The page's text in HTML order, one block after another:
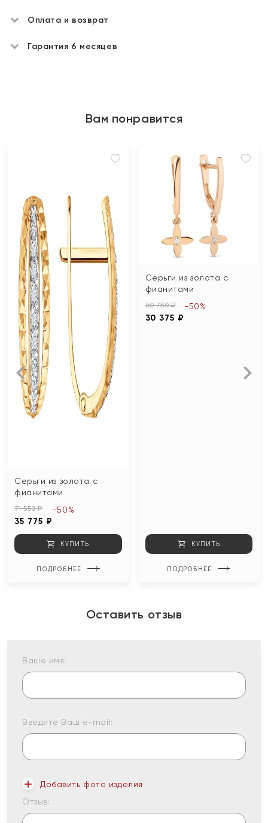
Оплата и возврат
Гарантия 6 месяцев
Вам понравится
Серьги из золота с
фианитами
71 550 ₽
35 775 ₽
-50%
КУПИТЬ
ПОДРОБНЕЕ
Серьги из золота с
фианитами
60 750 ₽
30 375 ₽
-50%
КУПИТЬ
ПОДРОБНЕЕ
Оставить отзыв
Ваше имя:
Введите Ваш e-mail:
Добавить фото изделия
Отзыв: